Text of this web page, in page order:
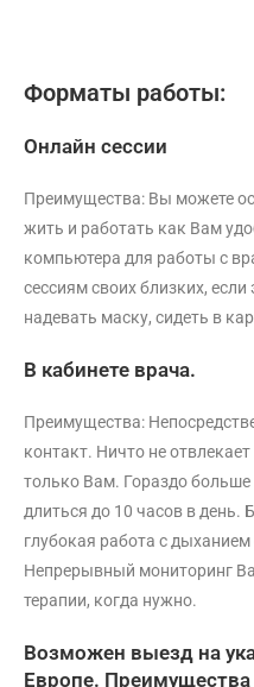
Форматы работы:
Онлайн сессии
Преимущества: Вы можете
жить и работать как Вам
компьютера для работы с
сессиям своих близких,
надевать маску, сидеть в
В кабинете врача.
Преимущества:
контакт. Ничто не
только Вам. Гораздо больше
длиться до 10 часов в день.
глубокая работа с
Непрерывный мониторинг
терапии, когда нужно.
Возможен выезд на
Европе.